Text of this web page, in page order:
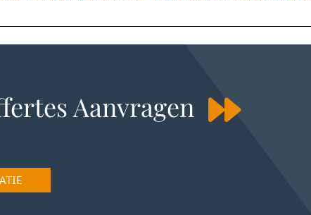
Aanvragen